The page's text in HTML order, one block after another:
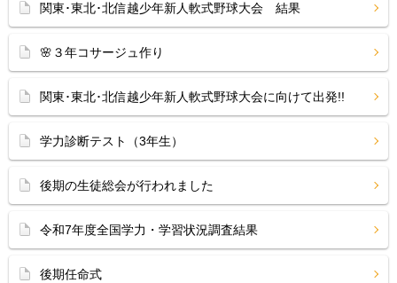
関東･東北･北信越少年新人軟式野球大会 結果
🌸３年コサージュ作り
関東･東北･北信越少年新人軟式野球大会に向けて出発!!
学力診断テスト（3年生）
後期の生徒総会が行われました
令和7年度全国学力・学習状況調査結果
後期任命式